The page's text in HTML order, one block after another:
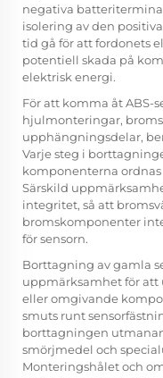
negativa
isolering av den
tid gå för att fordonets
potentiell skada på
elektrisk energi.
För att komma åt ABS-
hjulmonteringar,
upphängningsdelar,
Varje steg i
komponenterna
Särskild
integritet, så att
bromskomponenter
för sensorn.
Borttagning av gamla
uppmärksamhet för att
eller omgivande
smuts runt
borttagningen
smörjmedel och
Monteringshålet och